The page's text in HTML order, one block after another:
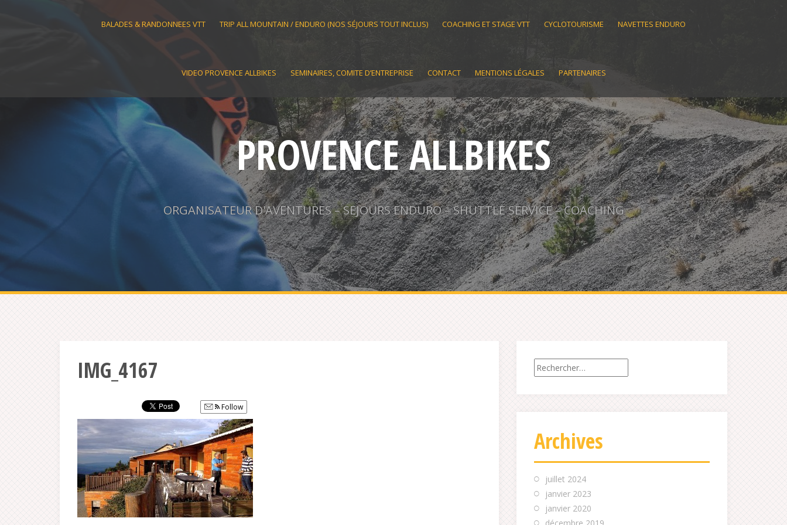
BALADES & RANDONNEES VTT TRIP ALL MOUNTAIN / ENDURO (NOS SÉJOURS TOUT INCLUS) COACHING ET STAGE VTT CYCLOTOURISME NAVETTES ENDURO
VIDEO PROVENCE ALLBIKES SEMINAIRES, COMITE D’ENTREPRISE CONTACT MENTIONS LÉGALES PARTENAIRES
PROVENCE ALLBIKES
ORGANISATEUR D'AVENTURES – SEJOURS ENDURO – SHUTTLE SERVICE – COACHING
IMG_4167
Follow
Rechercher :
Archives
juillet 2024
janvier 2023
janvier 2020